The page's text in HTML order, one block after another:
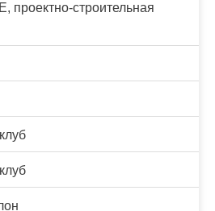
проектно-строительная